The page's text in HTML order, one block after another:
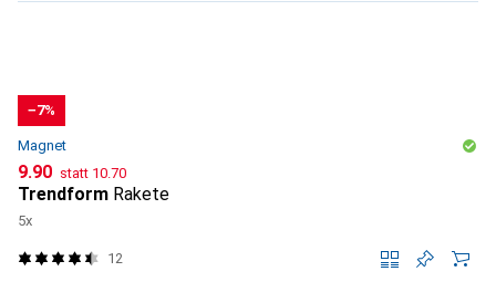
−7%
Magnet
CHF
9.90 statt CHF
10.70
Trendform Rakete
5x
12